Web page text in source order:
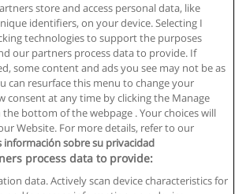
–Monotypie
und darstellende Kunst (KUG)
Mehr Information
geschäftsbedingungen
Datenschutzpolitik
store and access personal data, like
identifiers, on your device. Selecting I
technologies to support the purposes
our partners process data to provide. If
some content and ads you see may not be as
can resurface this menu to change your
consent at any time by clicking the Manage
the bottom of the webpage . Your choices will
Website. For more details, refer to our
información sobre su privacidad
process data to provide:
data. Actively scan device characteristics for